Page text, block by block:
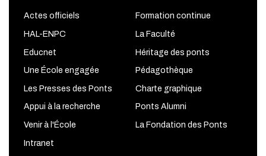
Actes officiels Formation continue
HAL-ENPC La Faculté
Educnet Héritage des ponts
Une École engagée Pédagothèque
Les Presses des Ponts Charte graphique
Appui à la recherche Ponts Alumni
Venir à l'École La Fondation des Ponts
Intranet